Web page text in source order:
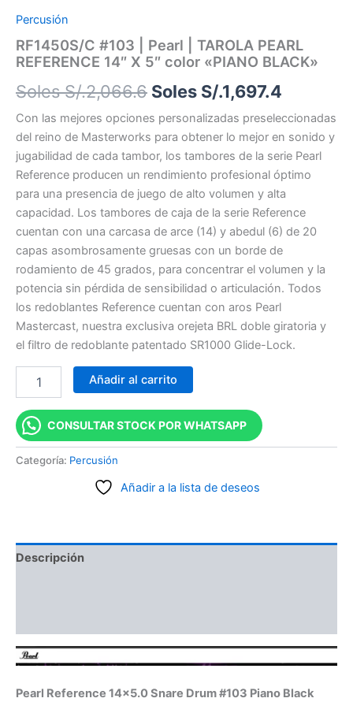
Percusión
RF1450S/C #103 | Pearl | TAROLA PEARL
REFERENCE 14″ X 5″ color «PIANO BLACK»
Soles S/.2,066.6 Soles S/.1,697.4
Con las mejores opciones personalizadas preseleccionadas
del reino de Masterworks para obtener lo mejor en sonido y
jugabilidad de cada tambor, los tambores de la serie Pearl
Reference producen un rendimiento profesional óptimo
para una presencia de juego de alto volumen y alta
capacidad. Los tambores de caja de la serie Reference
cuentan con una carcasa de arce (14) y abedul (6) de 20
capas asombrosamente gruesas con un borde de
rodamiento de 45 grados, para concentrar el volumen y la
potencia sin pérdida de sensibilidad o articulación. Todos
los redoblantes Reference cuentan con aros Pearl
Mastercast, nuestra exclusiva orejeta BRL doble giratoria y
el filtro de redoblante patentado SR1000 Glide-Lock.
Añadir al carrito
CONSULTAR STOCK POR WHATSAPP
Categoría: Percusión
Añadir a la lista de deseos
Descripción
Pearl Reference 14×5.0 Snare Drum #103 Piano Black